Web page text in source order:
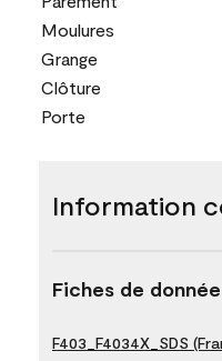
Moulures
Grange
Clôture
Porte
Information
Fiches de
F403_F4034X_SDS